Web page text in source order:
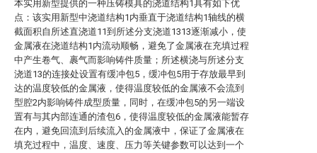
本实用新型提供的一种压铸模具的浇道结构1具有如下优
点：该实用新型中浇道结构1内垂直于浇道结构1轴线的横
截面积自所述直浇道11到所述分支浇道1313逐渐减小，使
金属液在浇道结构1内流动顺畅，避免了金属液在充填过程
中产生卷气、裹气而影响铸件质量；所述横浇与所述分支
浇道13的连接处设置有缓冲包5，缓冲包5用于存放最早到
达的温度较低的金属液，使得温度较低的金属液不会流到
型腔2内影响铸件成型质量，同时，在缓冲包5的另一端设
置有与其内部连通的渣包6，使得温度较低的金属液能暂存
在内，避免回流到后续流入的金属液中，保证了金属液在
填充过程中，温度、速度、压力等关键参数可以达到一个